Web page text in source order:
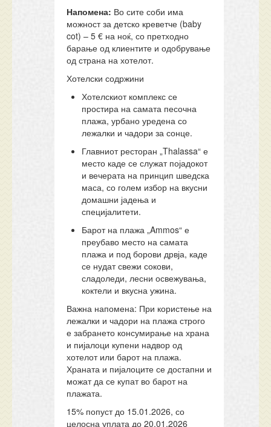
Напомена: Во сите соби има
можност за детско креветче (baby
cot) – 5 € на ноќ, со претходно
барање од клиентите и одобрување
од страна на хотелот.
Хотелски содржини
Хотелскиот комплекс се
простира на самата песочна
плажа, урбано уредена со
лежалки и чадори за сонце.
Главниот ресторан „Thalassa“ е
место каде се служат појадокот
и вечерата на принцип шведска
маса, со голем избор на вкусни
домашни јадења и
специјалитети.
Барот на плажа „Ammos“ е
преубаво место на самата
плажа и под борови дрвја, каде
се нудат свежи сокови,
сладоледи, лесни освежувања,
коктели и вкусна ужина.
Важна напомена: При користење на
лежалки и чадори на плажа строго
е забрането консумирање на храна
и пијалоци купени надвор од
хотелот или барот на плажа.
Храната и пијалоците се достапни и
можат да се купат во барот на
плажата.
15% попуст до 15.01.2026, со
целосна уплата до 20.01.2026